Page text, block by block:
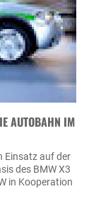
AUTOBAHN IM
Einsatz auf der
des BMW X3
in Kooperation